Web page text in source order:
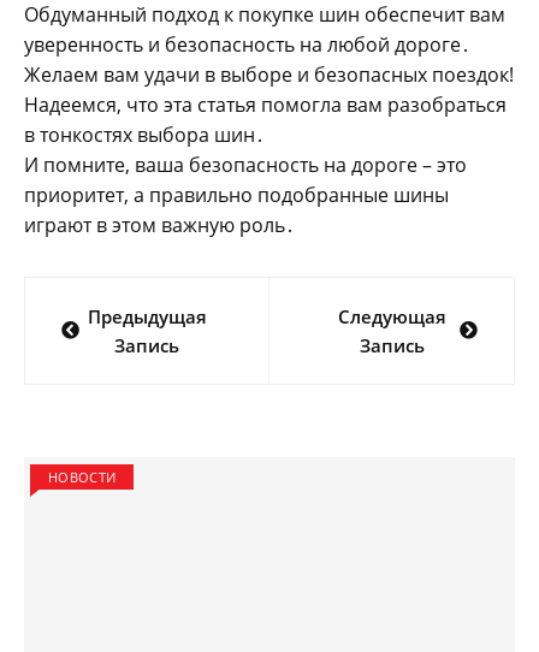
Обдуманный подход к покупке шин обеспечит вам
уверенность и безопасность на любой дороге․
Желаем вам удачи в выборе и безопасных поездок!
Надеемся‚ что эта статья помогла вам разобраться
в тонкостях выбора шин․
И помните‚ ваша безопасность на дороге – это
приоритет‚ а правильно подобранные шины
играют в этом важную роль․
по
Предыдущая
Запись
Следующая
Запись
НОВОСТИ